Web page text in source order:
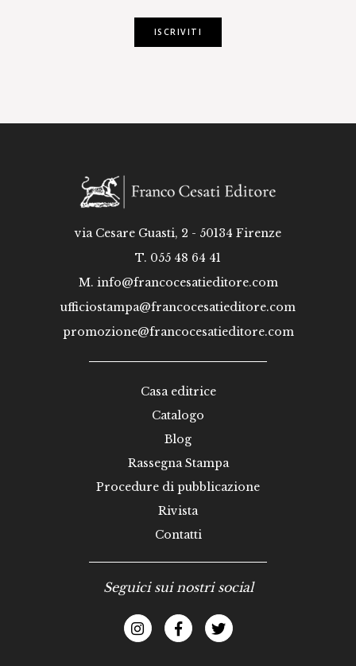
ISCRIVITI
via Cesare Guasti, 2 - 50134 Firenze
T. 055 48 64 41
M. info@francocesatieditore.com
ufficiostampa@francocesatieditore.com
promozione@francocesatieditore.com
Casa editrice
Catalogo
Blog
Rassegna Stampa
Procedure di pubblicazione
Rivista
Contatti
Seguici sui nostri social